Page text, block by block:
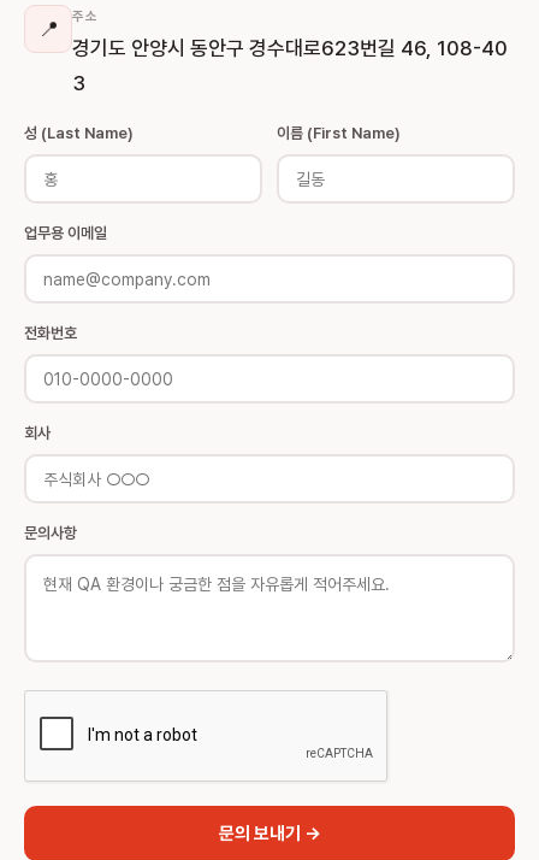
📍 주소
경기도 안양시 동안구 경수대로623번길 46, 108-40
3
성 (Last Name) 이름 (First Name)
업무용 이메일
전화번호
회사
문의사항